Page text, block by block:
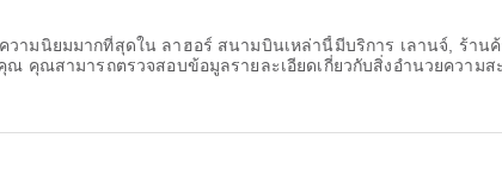
วามนิยมมากที่สุดใน ลาฮอร์ สนามบินเหล่านี้มีบริการ เลานจ์, ร้าน
คุณสามารถตรวจสอบข้อมูลรายละเอียดเกี่ยวกับสิ่งอำนวยความส